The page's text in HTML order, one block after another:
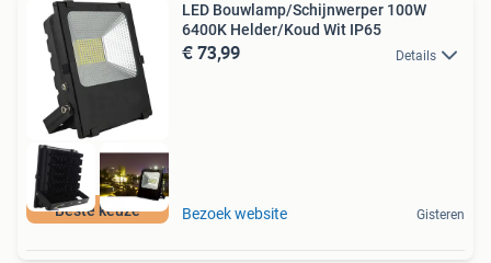
Beste keuze
LED Bouwlamp/Schijnwerper 100W
6400K Helder/Koud Wit IP65
€ 73,99 Details
Bezoek website Gisteren